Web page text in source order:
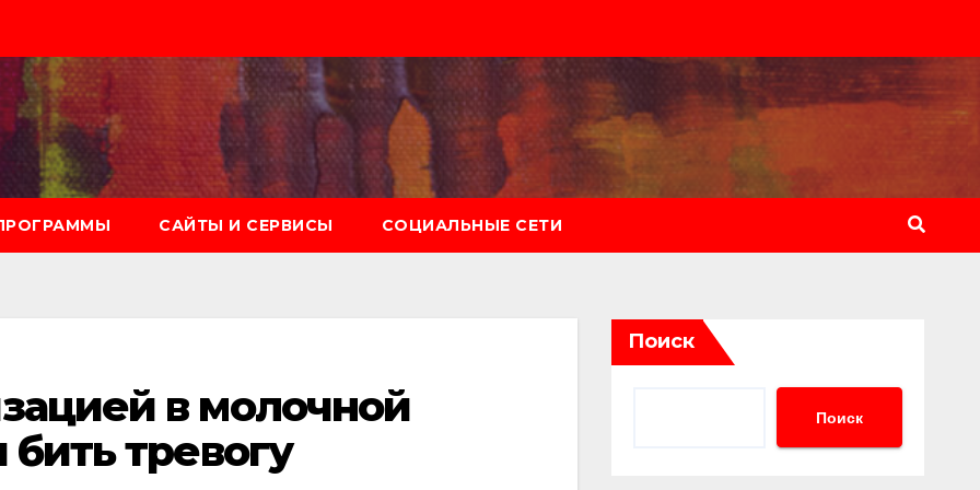
САЙТЫ И СЕРВИСЫ СОЦИАЛЬНЫЕ СЕТИ
в молочной
тревогу
Поиск
Поиск